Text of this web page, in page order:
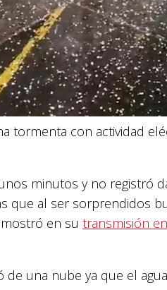
tormenta con actividad
minutos y no registró
que al ser sorprendidos
mostró en su transmisión
de una nube ya que el